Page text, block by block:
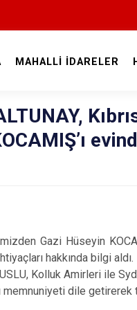
Biga
MAHALLİ İDARELER
Gazi Hüseyin
hakkında bilgi aldı.
Kolluk Amirleri ile
dile getirerek